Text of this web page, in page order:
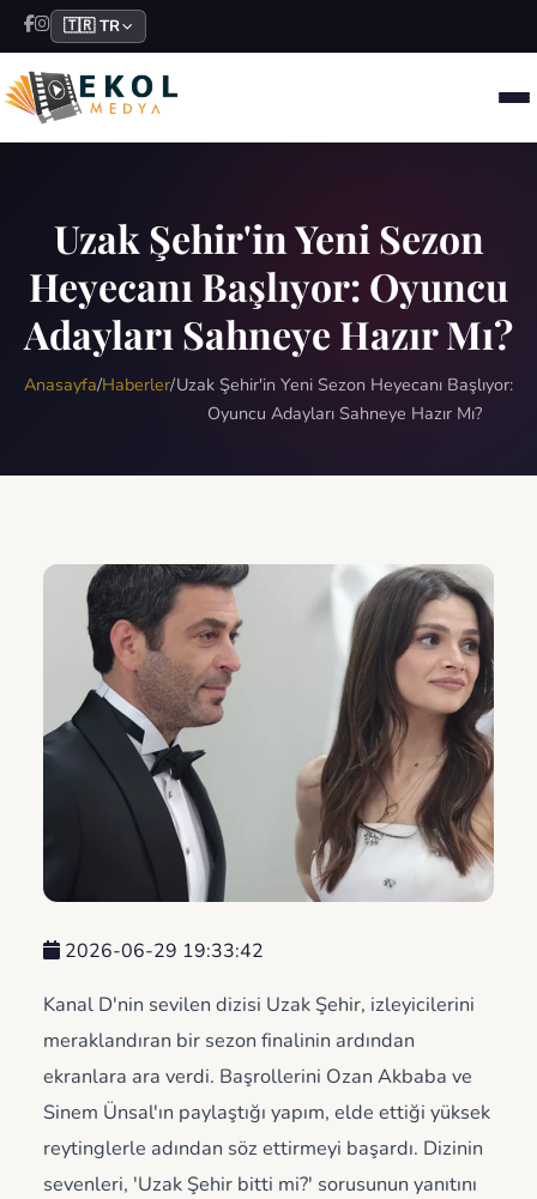
🇹🇷 TR
Uzak Şehir'in Yeni Sezon
Heyecanı Başlıyor: Oyuncu
Adayları Sahneye Hazır Mı?
Anasayfa/Haberler/Uzak Şehir'in Yeni Sezon Heyecanı Başlıyor:
Oyuncu Adayları Sahneye Hazır Mı?
2026-06-29 19:33:42
Kanal D'nin sevilen dizisi Uzak Şehir, izleyicilerini
meraklandıran bir sezon finalinin ardından
ekranlara ara verdi. Başrollerini Ozan Akbaba ve
Sinem Ünsal'ın paylaştığı yapım, elde ettiği yüksek
reytinglerle adından söz ettirmeyi başardı. Dizinin
sevenleri, 'Uzak Şehir bitti mi?' sorusunun yanıtını